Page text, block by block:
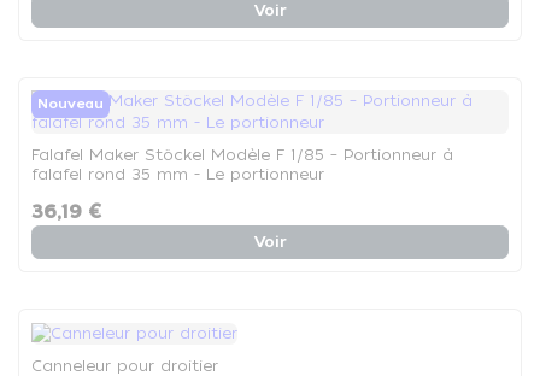
Voir
Nouveau
Falafel Maker Stöckel Modèle F 1/85 – Portionneur à
falafel rond 35 mm - Le portionneur
36,19 €
Voir
Canneleur pour droitier